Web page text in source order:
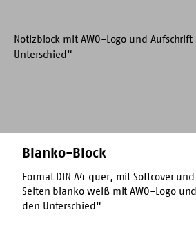
Blanko-Block
Format DIN A4 quer, mit Softcover
Seiten blanko weiß mit AWO-Logo
den Unterschied“